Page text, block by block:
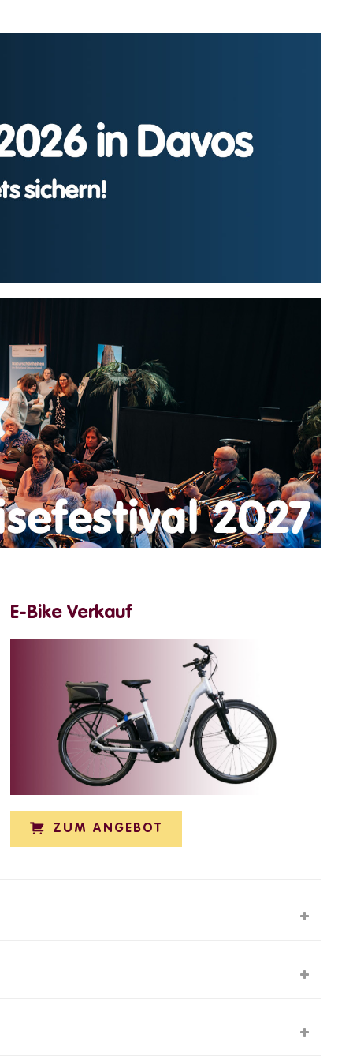
E-Bike Verkauf
ZUM ANGEBOT